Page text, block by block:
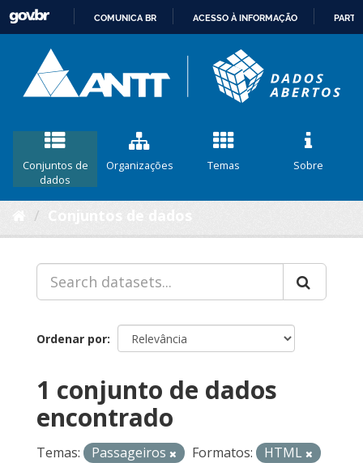
CONTEÚDO
COMUNICA BR ACESSO À INFORMAÇÃO
Conjuntos de
dados
Organizações Temas Sobre
Ordenar por
1 conjunto de dados
encontrado
Temas: Passageiros Formatos:
HTML